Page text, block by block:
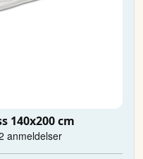
140x200 cm